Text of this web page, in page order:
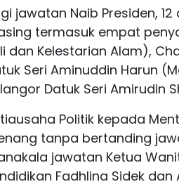
jawatan Naib Presiden,
termasuk empat
dan Kelestarian Alam),
Seri Aminuddin Harun
Datuk Seri Amirudin
Politik kepada
tanpa bertanding
jawatan Ketua
Fadhlina Sidek